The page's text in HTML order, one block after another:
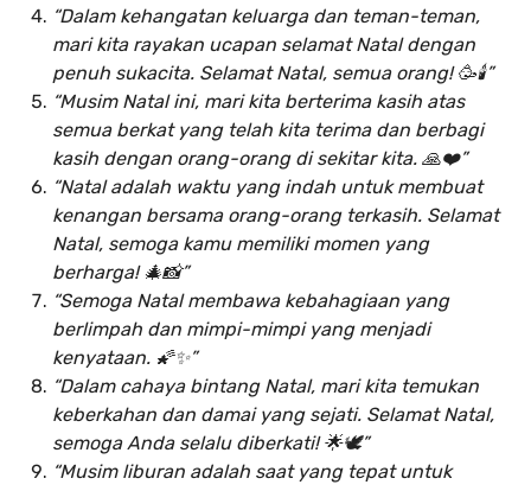
“Dalam kehangatan keluarga dan teman-teman,
mari kita rayakan ucapan selamat Natal dengan
penuh sukacita. Selamat Natal, semua orang! 🥳🕯️”
“Musim Natal ini, mari kita berterima kasih atas
semua berkat yang telah kita terima dan berbagi
kasih dengan orang-orang di sekitar kita. 🙏❤️”
“Natal adalah waktu yang indah untuk membuat
kenangan bersama orang-orang terkasih. Selamat
Natal, semoga kamu memiliki momen yang
berharga! 🎄📸”
“Semoga Natal membawa kebahagiaan yang
berlimpah dan mimpi-mimpi yang menjadi
kenyataan. 🌠✨”
“Dalam cahaya bintang Natal, mari kita temukan
keberkahan dan damai yang sejati. Selamat Natal,
semoga Anda selalu diberkati! 🌟🕊️”
“Musim liburan adalah saat yang tepat untuk